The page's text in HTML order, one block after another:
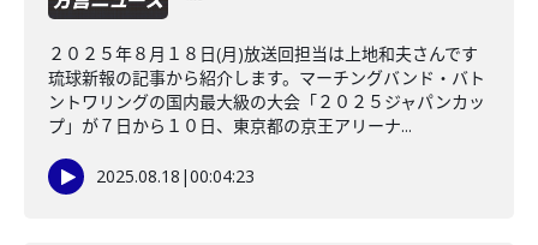
２０２５年８月１８日(月)放送回担当は上地和夫さんです
琉球新報の記事から紹介します。マーチングバンド・バト
ントワリングの国内最大級の大会「２０２５ジャパンカッ
プ」が７日から１０日、東京都の京王アリーナ...
2025.08.18 |00:04:23